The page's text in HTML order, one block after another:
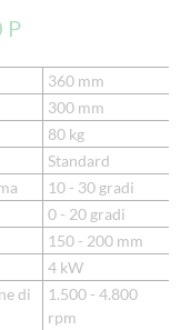
P
360 mm
300 mm
80 kg
Standard
10 - 30 gradi
0 - 20 gradi
150 - 200 mm
4 kW
di
1.500 - 4.800
rpm